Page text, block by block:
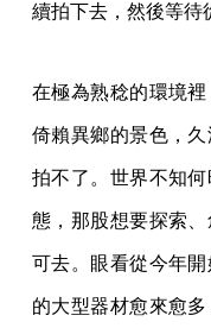
續拍下去，然後等待
在極為熟稔的環境
倚賴異鄉的景色，
拍不了。世界不知
態，那股想要探索
可去。眼看從今年
的大型器材愈來愈